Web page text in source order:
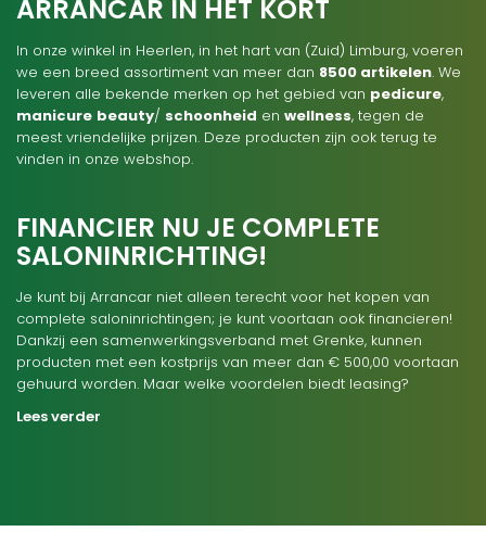
ARRANCAR IN HET KORT
In onze winkel in Heerlen, in het hart van (Zuid) Limburg, voeren
we een breed assortiment van meer dan 8500 artikelen. We
leveren alle bekende merken op het gebied van pedicure,
manicure beauty/ schoonheid en wellness, tegen de
meest vriendelijke prijzen. Deze producten zijn ook terug te
vinden in onze webshop.
FINANCIER NU JE COMPLETE
SALONINRICHTING!
Je kunt bij Arrancar niet alleen terecht voor het kopen van
complete saloninrichtingen; je kunt voortaan ook financieren!
Dankzij een samenwerkingsverband met Grenke, kunnen
producten met een kostprijs van meer dan € 500,00 voortaan
gehuurd worden. Maar welke voordelen biedt leasing?
Lees verder